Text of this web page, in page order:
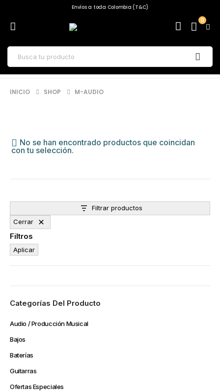
Envíos a toda Colombia (T&C)
0
INICIO SHOP M-AUDIO
No se han encontrado productos que coincidan
con tu selección.
Filtrar productos
Cerrar
Filtros
Aplicar
Categorías Del Producto
Audio / Producción Musical
Bajos
Baterías
Guitarras
Ofertas Especiales